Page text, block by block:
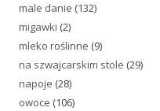
male danie (132)
migawki (2)
mleko roślinne (9)
na szwajcarskim stole (29)
napoje (28)
owoce (106)